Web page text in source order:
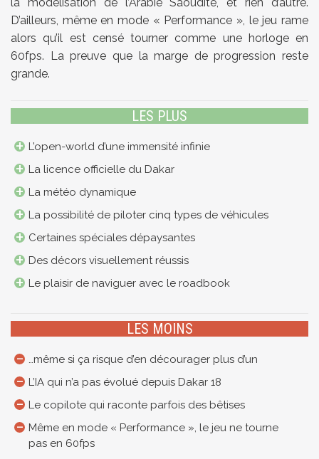
D’ailleurs, même en mode « Performance », le jeu rame
alors qu’il est censé tourner comme une horloge en
60fps. La preuve que la marge de progression reste
grande.
LES PLUS
L’open-world d’une immensité infinie
La licence officielle du Dakar
La météo dynamique
La possibilité de piloter cinq types de véhicules
Certaines spéciales dépaysantes
Des décors visuellement réussis
Le plaisir de naviguer avec le roadbook
LES MOINS
…même si ça risque d’en décourager plus d’un
L’IA qui n’a pas évolué depuis Dakar 18
Le copilote qui raconte parfois des bêtises
Même en mode « Performance », le jeu ne tourne
pas en 60fps